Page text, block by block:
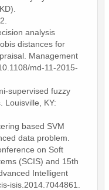
analysis
distances for
Management
md-11-2015-
supervised fuzzy
Louisville, KY:
based SVM
data problem.
on Soft
(SCIS) and 15th
Intelligent
isis.2014.7044861.